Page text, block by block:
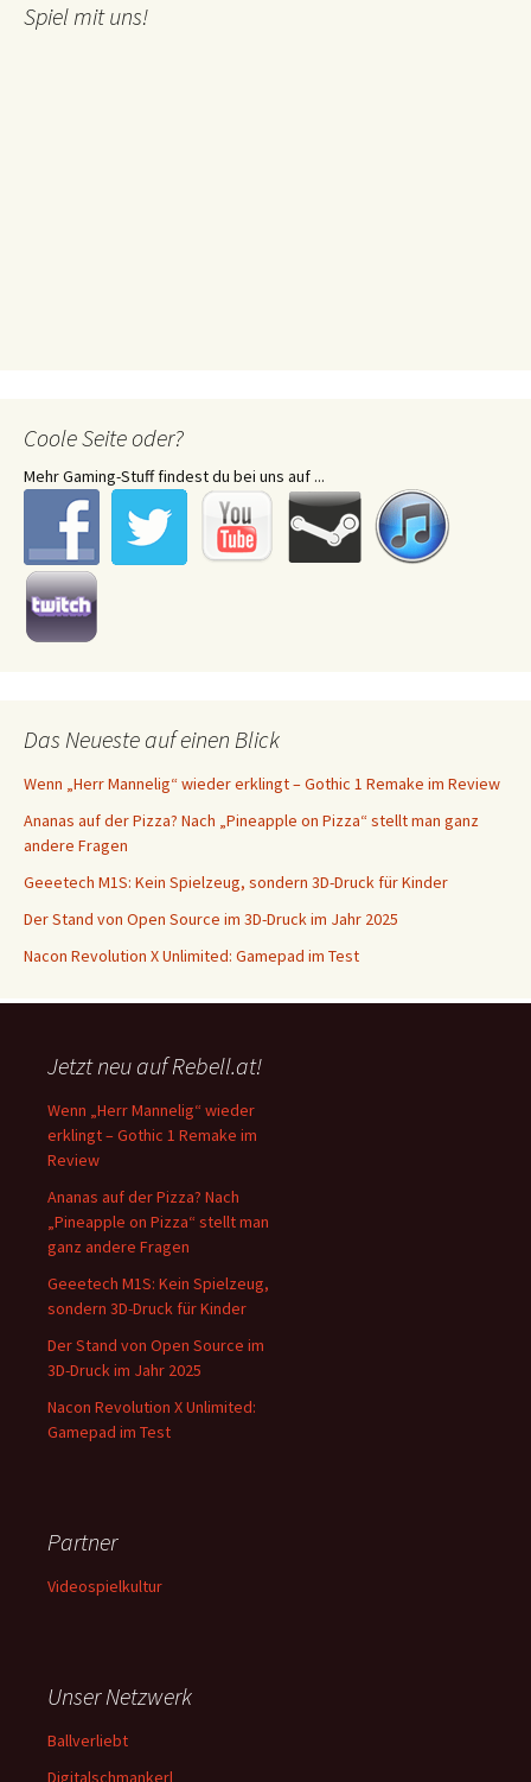
Spiel mit uns!
Coole Seite oder?
Mehr Gaming-Stuff findest du bei uns auf ...
Das Neueste auf einen Blick
Wenn „Herr Mannelig“ wieder erklingt – Gothic 1 Remake im Review
Ananas auf der Pizza? Nach „Pineapple on Pizza“ stellt man ganz
andere Fragen
Geeetech M1S: Kein Spielzeug, sondern 3D-Druck für Kinder
Der Stand von Open Source im 3D-Druck im Jahr 2025
Nacon Revolution X Unlimited: Gamepad im Test
Jetzt neu auf Rebell.at!
Wenn „Herr Mannelig“ wieder
erklingt – Gothic 1 Remake im
Review
Ananas auf der Pizza? Nach
„Pineapple on Pizza“ stellt man
ganz andere Fragen
Geeetech M1S: Kein Spielzeug,
sondern 3D-Druck für Kinder
Der Stand von Open Source im
3D-Druck im Jahr 2025
Nacon Revolution X Unlimited:
Gamepad im Test
Partner
Videospielkultur
Unser Netzwerk
Ballverliebt
Digitalschmankerl